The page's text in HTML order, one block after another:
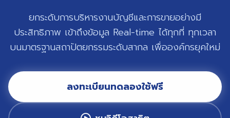
ยกระดับการบริหารงานบัญชีและการขายอย่างมี
ประสิทธิภาพ เข้าถึงข้อมูล Real-time ได้ทุกที่ ทุกเวลา
บนมาตรฐานสถาปัตยกรรมระดับสากล เพื่อองค์กรยุคใหม่
ลงทะเบียนทดลองใช้ฟรี